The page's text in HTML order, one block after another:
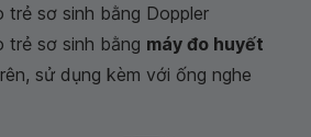
sơ sinh bằng Doppler
sơ sinh bằng máy đo huyết
sử dụng kèm với ống nghe